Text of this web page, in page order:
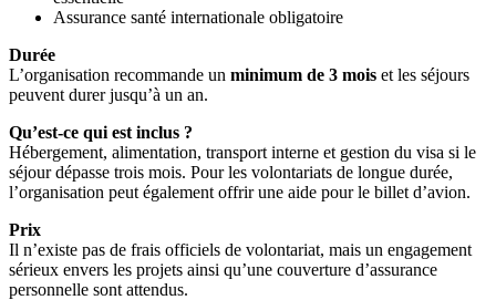
Assurance santé internationale obligatoire
Durée
L’organisation recommande un minimum de 3 mois et les séjours
peuvent durer jusqu’à un an.
Qu’est-ce qui est inclus ?
Hébergement, alimentation, transport interne et gestion du visa si le
séjour dépasse trois mois. Pour les volontariats de longue durée,
l’organisation peut également offrir une aide pour le billet d’avion.
Prix
Il n’existe pas de frais officiels de volontariat, mais un engagement
sérieux envers les projets ainsi qu’une couverture d’assurance
personnelle sont attendus.